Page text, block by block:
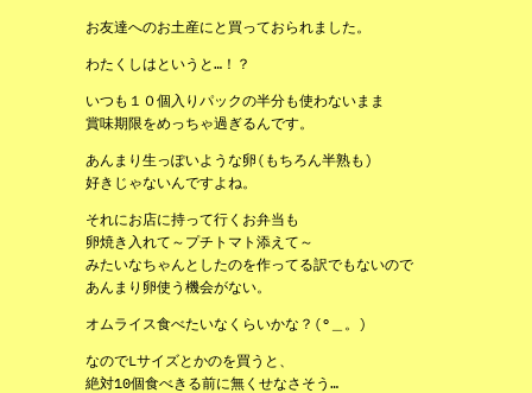
お友達へのお土産にと買っておられました。
わたくしはというと…！？
いつも１０個入りパックの半分も使わないまま
賞味期限をめっちゃ過ぎるんです。
あんまり生っぽいような卵(もちろん半熟も)
好きじゃないんですよね。
それにお店に持って行くお弁当も
卵焼き入れて～プチトマト添えて～
みたいなちゃんとしたのを作ってる訳でもないので
あんまり卵使う機会がない。
オムライス食べたいなくらいかな？(°＿。)
なのでLサイズとかのを買うと、
絶対10個食べきる前に無くせなさそう…